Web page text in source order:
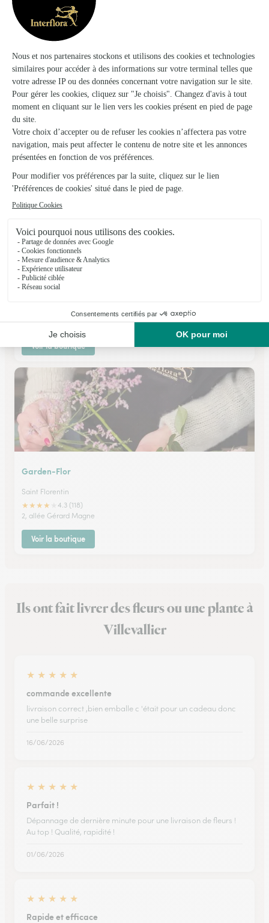
A Lys Fleurs
Moneteau
★★
20, route de Seignelay
Voir la boutique
Le Jardin de Paloma
4.5 (93)
29, rue Bréard
Voir la boutique
Garden-Flor
Saint Florentin
★★★★
4.3 (118)
2, allée Gérard Magne
Voir la boutique
Ils ont fait livrer des fleurs ou une plante à
Villevallier
★ ★ ★ ★ ★
commande excellente
livraison correct ,bien emballe c 'était pour un cadeau donc
une belle surprise
16/06/2026
★ ★ ★ ★ ★
Parfait !
Dépannage de dernière minute pour une livraison de fleurs !
Au top ! Qualité, rapidité !
01/06/2026
★ ★ ★ ★ ★
Rapide et efficace